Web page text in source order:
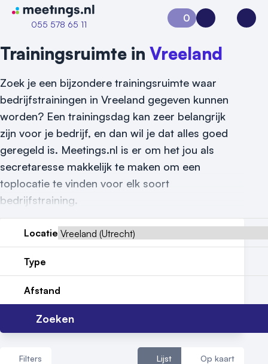
Naar home van Meetings
055 578 65 11
Vraag locatie aan
Locatiegids
Meld locatie aan
Nieuws
Reviews (5⭐️)
Contact
0
Aanvraag 0Inloggen
Trainingsruimte in Vreeland
Zoek je een bijzondere trainingsruimte waar
bedrijfstrainingen in Vreeland gegeven kunnen
worden? Een trainingsdag kan zeer belangrijk
zijn voor je bedrijf, en dan wil je dat alles goed
geregeld is. Meetings.nl is er om het jou als
secretaresse makkelijk te maken om een
toplocatie te vinden voor elk soort
bedrijfstraining.
Locatie
Type
Afstand
Zoeken
Filters Lijst Op kaart